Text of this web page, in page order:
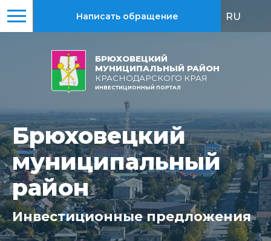
БРЮХОВЕЦКИЙ
МУНИЦИПАЛЬНЫЙ РАЙОН
КРАСНОДАРСКОГО КРАЯ
ИНВЕСТИЦИОННЫЙ ПОРТАЛ
Написать обращение RU
Брюховецкий
муниципальный
район
Инвестиционныепредложения
Брюховецкий
муниципальный
район
Всегореализовано